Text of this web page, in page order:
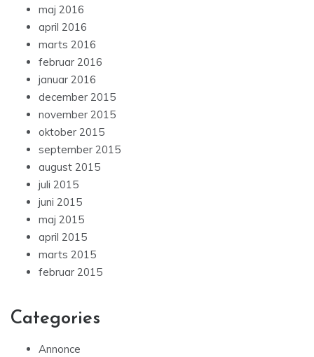
maj 2016
april 2016
marts 2016
februar 2016
januar 2016
december 2015
november 2015
oktober 2015
september 2015
august 2015
juli 2015
juni 2015
maj 2015
april 2015
marts 2015
februar 2015
Categories
Annonce